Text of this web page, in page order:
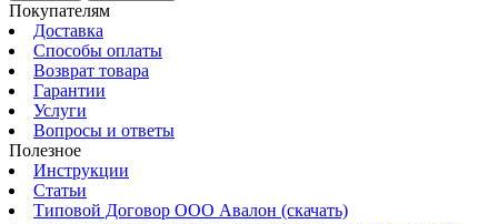
Покупателям
Доставка
Способы оплаты
Возврат товара
Гарантии
Услуги
Вопросы и ответы
Полезное
Инструкции
Статьи
Типовой Договор ООО Авалон (скачать)